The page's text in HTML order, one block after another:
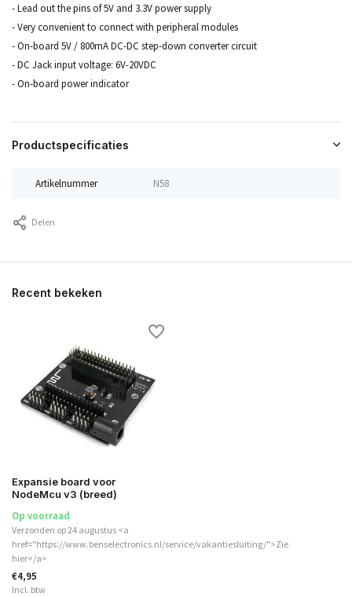
- Lead out the pins of 5V and 3.3V power supply
- Very convenient to connect with peripheral modules
- On-board 5V / 800mA DC-DC step-down converter circuit
- DC Jack input voltage: 6V-20VDC
- On-board power indicator
Productspecificaties
Artikelnummer N58
Delen
Recent bekeken
Expansie board voor
NodeMcu v3 (breed)
Op voorraad
Verzonden op 24 augustus <a
href="https://www.benselectronics.nl/service/vakantiesluiting/">Zie
hier</a>
€4,95
Incl. btw